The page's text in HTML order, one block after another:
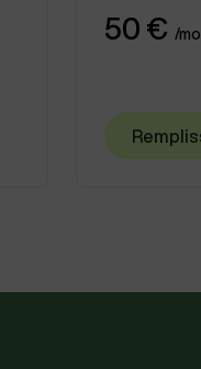
50 € /